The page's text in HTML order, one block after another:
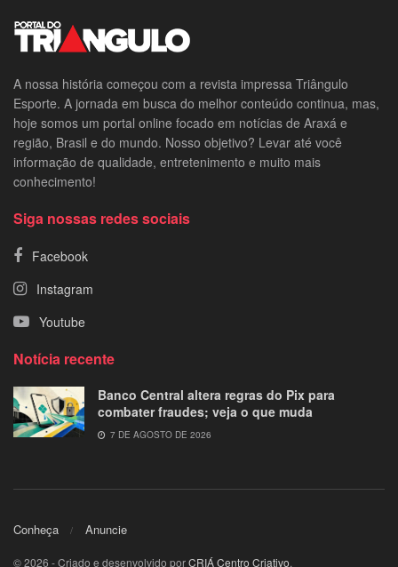
A nossa história começou com a revista impressa Triângulo
Esporte. A jornada em busca do melhor conteúdo continua, mas,
hoje somos um portal online focado em notícias de Araxá e
região, Brasil e do mundo. Nosso objetivo? Levar até você
informação de qualidade, entretenimento e muito mais
conhecimento!
Siga nossas redes sociais
Facebook
Instagram
Youtube
Notícia recente
Banco Central altera regras do Pix para
combater fraudes; veja o que muda
7 DE AGOSTO DE 2026
Conheça Anuncie
© 2026 - Criado e desenvolvido porCRIÁ Centro Criativo.